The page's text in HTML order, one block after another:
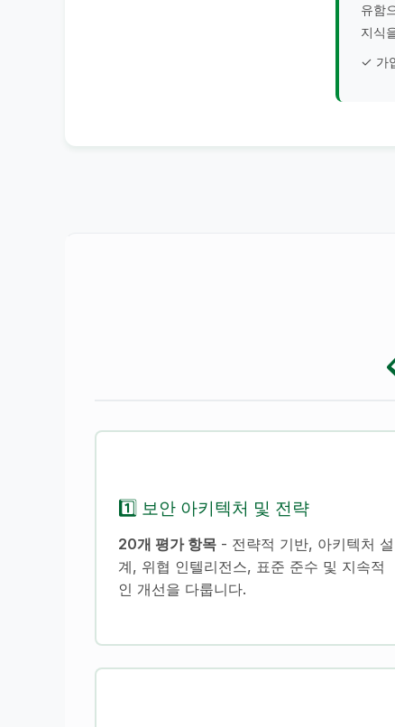
유함
지식
✓ 가
1️⃣ 보안 아키텍처 및 전략
20개 평가 항목 - 전략적 기반, 아키텍처 설
계, 위협 인텔리전스, 표준 준수 및 지속적
인 개선을 다룹니다.